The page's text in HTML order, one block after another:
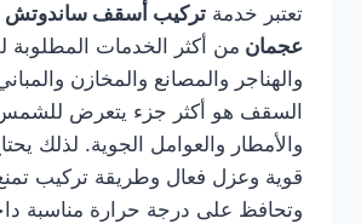
تعتبر خدمة تركيب أسقف ساندوتش
عجمان من أكثر الخدمات المطلوبة
والهناجر والمصانع والمخازن
السقف هو أكثر جزء يتعرض للشمس
والأمطار والعوامل الجوية. لذلك
قوية وعزل فعال وطريقة تركيب
وتحافظ على درجة حرارة مناسبة